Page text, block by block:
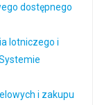
dostępnego
lotniczego i
i zakupu